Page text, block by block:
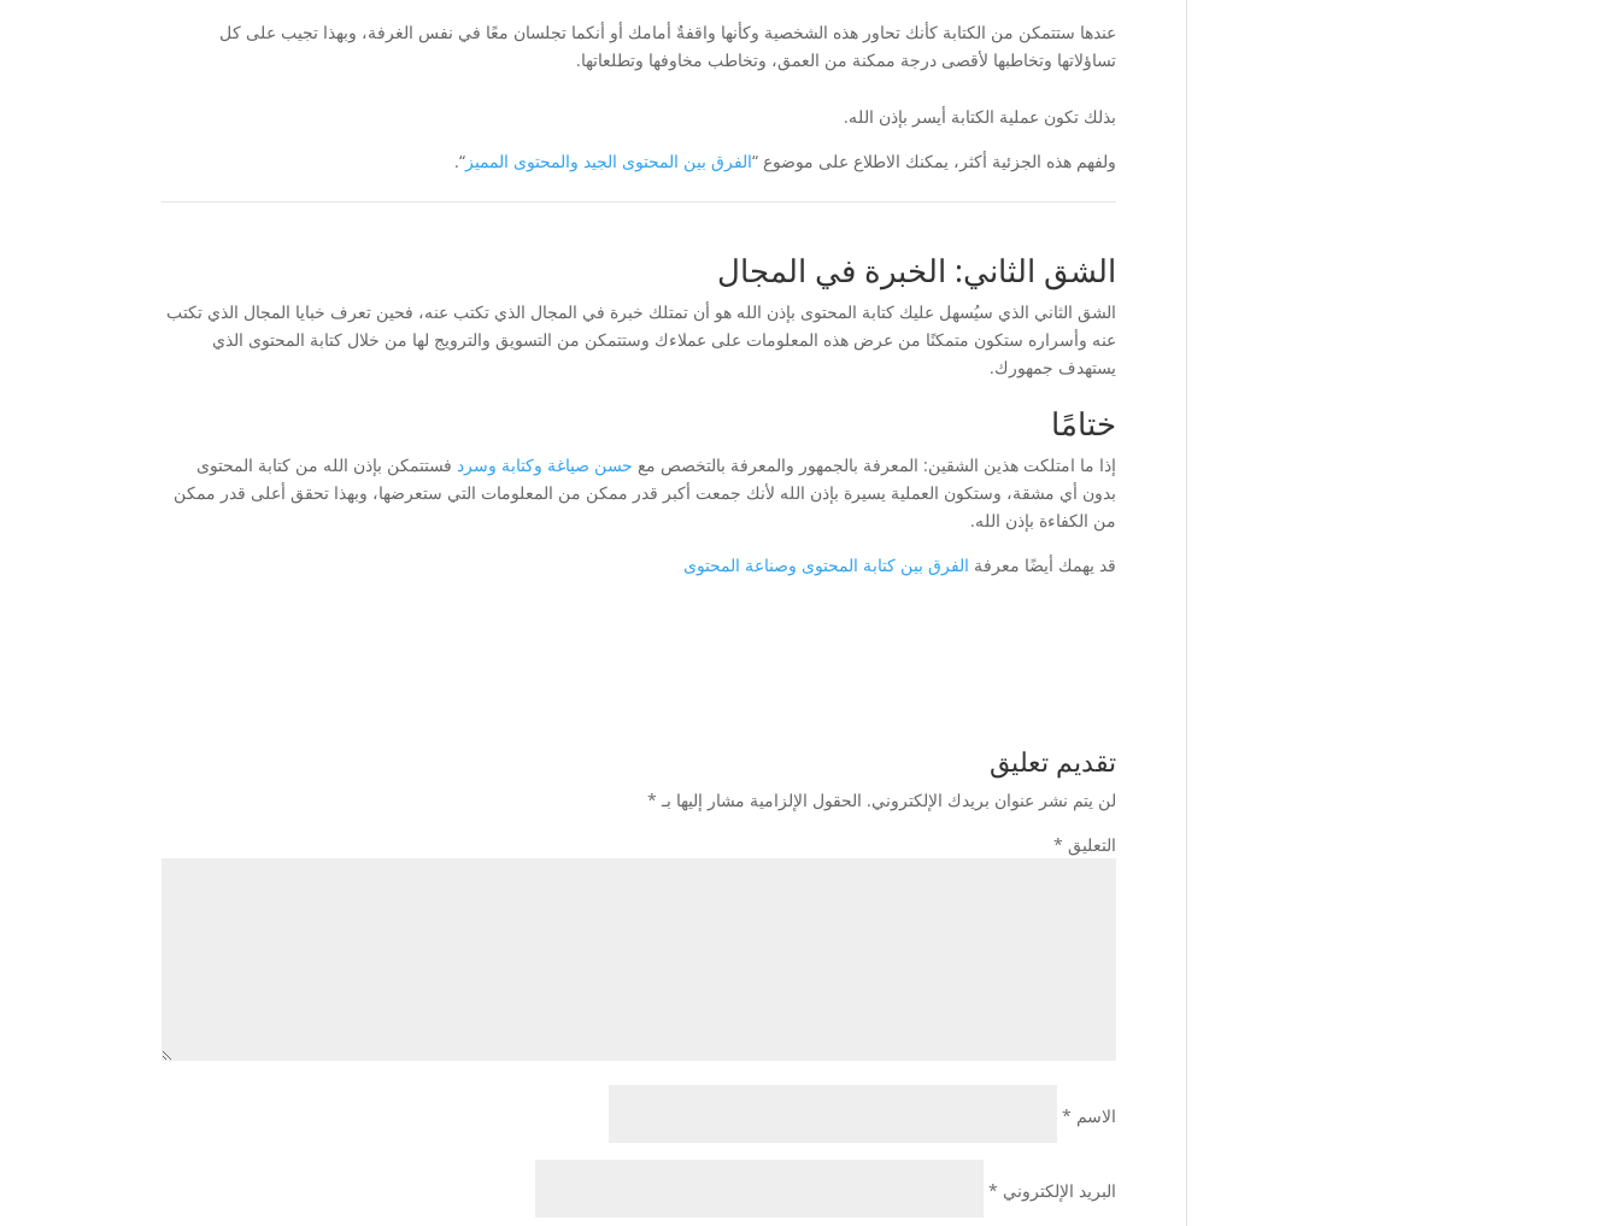
عندها ستتمكن من الكتابة كأنك تحاور هذه الشخصية وكأنها واقفةٌ أمامك أو أنكما تجلسان معًا في نفس الغرفة، وبهذا تجيب على كل
تساؤلاتها وتخاطبها لأقصى درجة ممكنة من العمق، وتخاطب مخاوفها وتطلعاتها.
بذلك تكون عملية الكتابة أيسر بإذن الله.
ولفهم هذه الجزئية أكثر، يمكنك الاطلاع على موضوع “الفرق بين المحتوى الجيد والمحتوى المميز “.
الشق الثاني: الخبرة في المجال
الشق الثاني الذي سيُسهل عليك كتابة المحتوى بإذن الله هو أن تمتلك خبرة في المجال الذي تكتب عنه، فحين تعرف خبايا المجال الذي تكتب
عنه وأسراره ستكون متمكنًا من عرض هذه المعلومات على عملاءك وستتمكن من التسويق والترويج لها من خلال كتابة المحتوى الذي
يستهدف جمهورك.
ختامًا
إذا ما امتلكت هذين الشقين: المعرفة بالجمهور والمعرفة بالتخصص مع حسن صياغة وكتابة وسردفستتمكن بإذن الله من كتابة المحتوى
بدون أي مشقة، وستكون العملية يسيرة بإذن الله لأنك جمعت أكبر قدر ممكن من المعلومات التي ستعرضها، وبهذا تحقق أعلى قدر ممكن
من الكفاءة بإذن الله.
قد يهمك أيضًا معرفة الفرق بين كتابة المحتوى وصناعة المحتوى
تقديم تعليق
لن يتم نشر عنوان بريدك الإلكتروني. الحقول الإلزامية مشار إليها بـ *
التعليق *
الاسم *
البريد الإلكتروني *